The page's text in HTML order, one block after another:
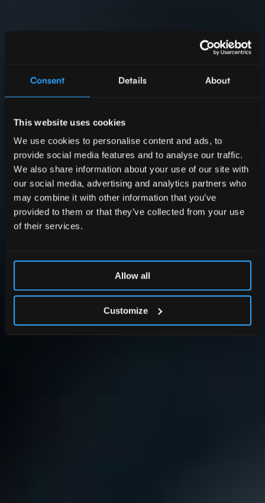
Consent Details About
This website uses cookies
We use cookies to personalise content and ads, to
provide social media features and to analyse our traffic.
We also share information about your use of our site with
our social media, advertising and analytics partners who
may combine it with other information that you’ve
provided to them or that they’ve collected from your use
of their services.
Allow all
Customize